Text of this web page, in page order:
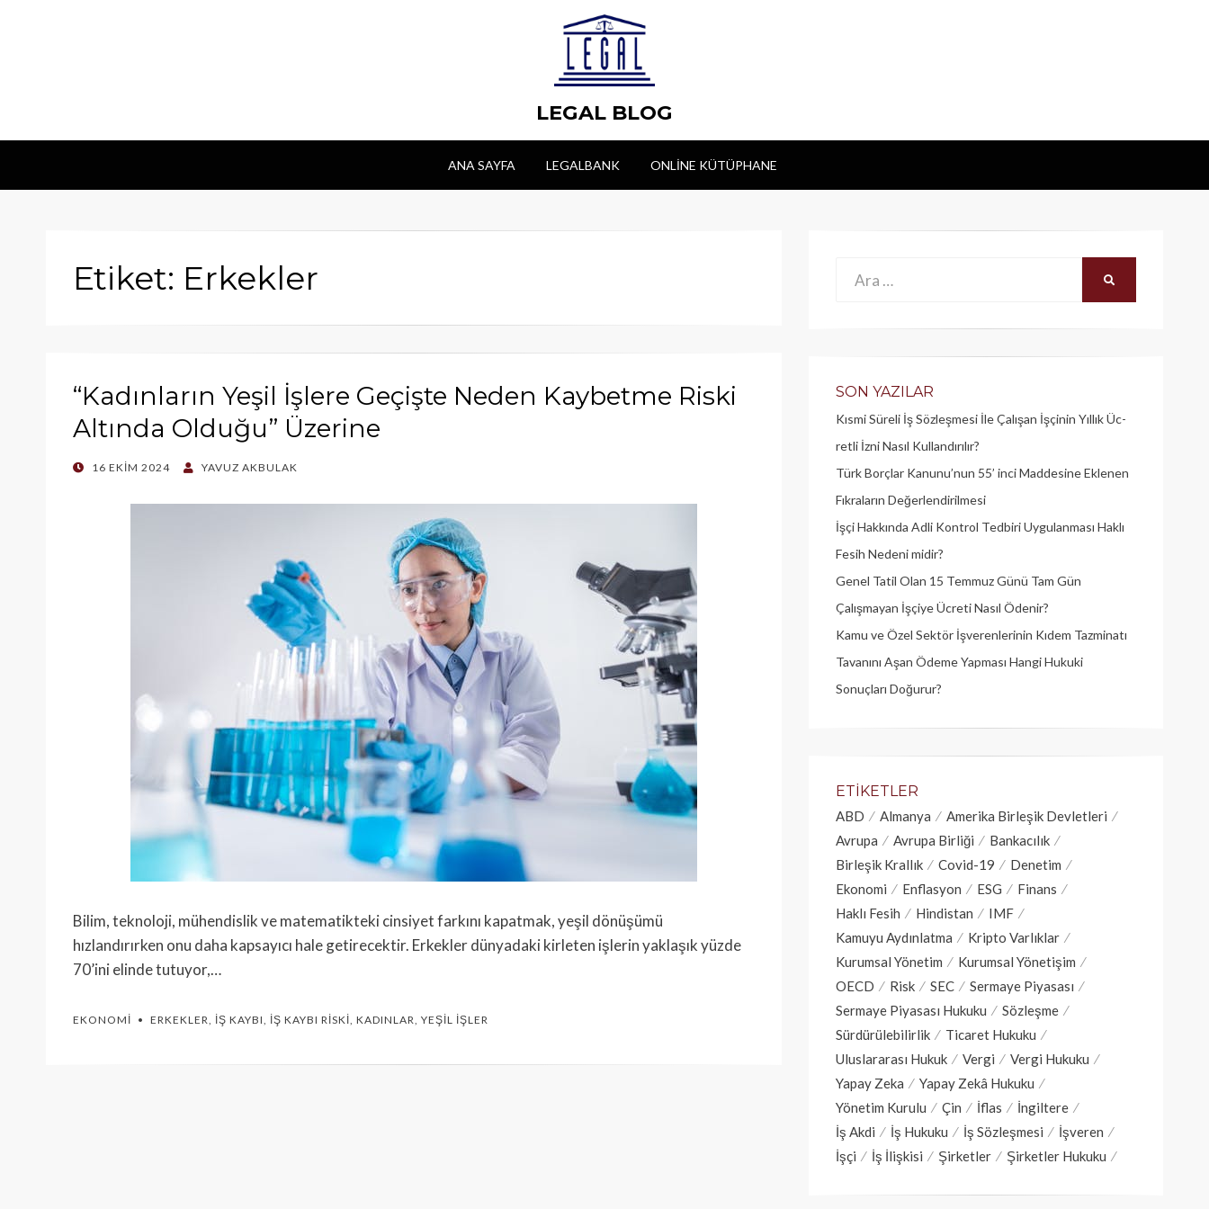
LEGAL BLOG
ANA SAYFA LEGALBANK ONLINE KÜTÜPHANE
Etiket: Erkekler
“Kadınların Yeşil İşlere Geçişte Neden Kaybetme Riski
Altında Olduğu” Üzerine
POSTED
16 EKIM 2024 YAVUZ AKBULAK
Bilim, teknoloji, mühendislik ve matematikteki cinsiyet farkını kapatmak, yeşil dönüşümü
hızlandırırken onu daha kapsayıcı hale getirecektir. Erkekler dünyadaki kirleten işlerin yaklaşık yüzde
70’ini elinde tutuyor,…
EKONOMI ERKEKLER, İŞ KAYBI, İŞ KAYBI RISKI, KADINLAR, YEŞIL İŞLER
Ara:
SON YAZILAR
Kısmi Süreli İş Sözleşmesi İle Çalışan İşçinin Yıllık Üc­
retli İzni Nasıl Kullandırılır?
Türk Borçlar Kanunu’nun 55’ inci Maddesine Eklenen
Fıkraların Değerlendirilmesi
İşçi Hakkında Adli Kontrol Tedbiri Uygulanması Haklı
Fesih Nedeni midir?
Genel Tatil Olan 15 Temmuz Günü Tam Gün
Çalışmayan İşçiye Ücreti Nasıl Ödenir?
Kamu ve Özel Sektör İşverenlerinin Kıdem Tazminatı
Tavanını Aşan Ödeme Yapması Hangi Hukuki
Sonuçları Doğurur?
ETIKETLER
ABD Almanya
Amerika Birleşik Devletleri
Avrupa
Avrupa Birliği
Bankacılık
Birleşik Krallık
Covid-19
Denetim
Ekonomi
Enflasyon ESG
Finans
Haklı Fesih
Hindistan
IMF
Kamuyu Aydınlatma
Kripto Varlıklar
Kurumsal Yönetim
Kurumsal Yönetişim
OECD
Risk SEC
Sermaye Piyasası
Sermaye Piyasası Hukuku
Sözleşme
Sürdürülebilirlik
Ticaret Hukuku
Uluslararası Hukuk
Vergi
Vergi Hukuku
Yapay Zeka
Yapay Zekâ Hukuku
Yönetim Kurulu
Çin İflas
İngiltere
İş Akdi
İş Hukuku İş Sözleşmesi
İşveren
İşçi
İş İlişkisi Şirketler Şirketler Hukuku